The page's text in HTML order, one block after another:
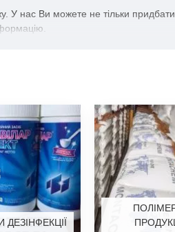
У нас Ви можете не тільки
ДЕЗІНФЕКЦІЇ